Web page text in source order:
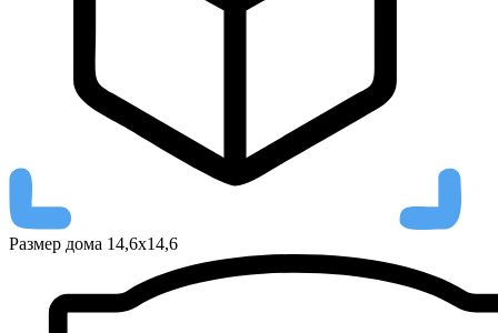
Размер дома 14,6х14,6